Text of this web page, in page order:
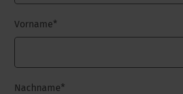
Vorname*
Nachname*